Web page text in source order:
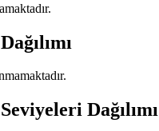
Dağılımı